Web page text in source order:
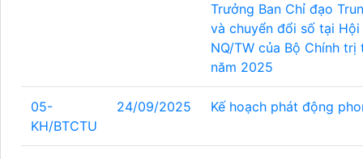
Trưởng Ban Chỉ đạo
và chuyển đổi số tại
NQ/TW của Bộ Chính
năm 2025
05-
KH/BTCTU
24/09/2025 Kế hoạch phát động